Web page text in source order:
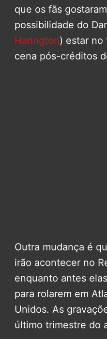
que os fãs
possibilidade do
Harington) estar no
cena pós-créditos
Outra mudança é
irão acontecer no
enquanto antes
para rolarem em
Unidos. As
último trimestre do